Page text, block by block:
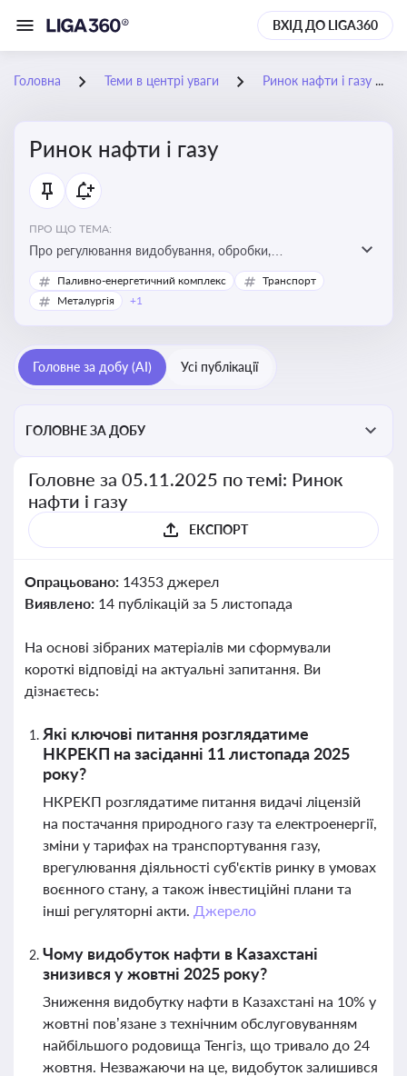
ВХІД ДО LIGA360
Головна Теми в центрі уваги Ринок нафти і газу
Ринок нафти і газу
ПРО ЩО ТЕМА:
Про регулювання видобування, обробки,
транспортування та реалізації нафти й природного
газу, що критично важливо для енергетичної безпеки,
Паливно-енергетичний комплекс
Транспорт
Металургія
+1
Головне за добу (AI) Усі публікації
ГОЛОВНЕ ЗА ДОБУ
Головне за 05.11.2025 по темі: Ринок
нафти і газу
ЕКСПОРТ
Опрацьовано: 14353 джерел
Виявлено: 14 публікацій за 5 листопада
На основі зібраних матеріалів ми сформували
короткі відповіді на актуальні запитання. Ви
дізнаєтесь:
Які ключові питання розглядатиме
НКРЕКП на засіданні 11 листопада 2025
року?
НКРЕКП розглядатиме питання видачі ліцензій
на постачання природного газу та електроенергії,
зміни у тарифах на транспортування газу,
врегулювання діяльності суб'єктів ринку в умовах
воєнного стану, а також інвестиційні плани та
інші регуляторні акти. Джерело
Чому видобуток нафти в Казахстані
знизився у жовтні 2025 року?
Зниження видобутку нафти в Казахстані на 10% у
жовтні пов’язане з технічним обслуговуванням
найбільшого родовища Тенгіз, що тривало до 24
жовтня. Незважаючи на це, видобуток залишився